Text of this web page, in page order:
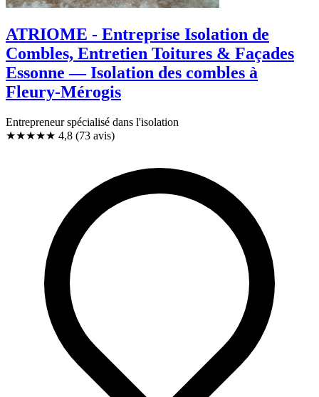
ATRIOME - Entreprise Isolation de
Combles, Entretien Toitures & Façades
Essonne — Isolation des combles à
Fleury-Mérogis
Entrepreneur spécialisé dans l'isolation
★★★★★ 4,8 (73 avis)